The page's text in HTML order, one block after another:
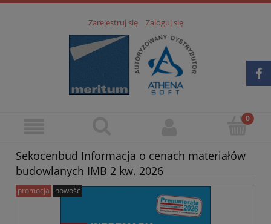
Zarejestruj się Zaloguj się
Sekocenbud Informacja o cenach materiałów
budowlanych IMB 2 kw. 2026
promocja nowość